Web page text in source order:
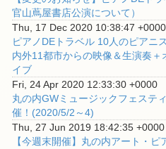
官山蔦屋書店公演について）
Thu, 17 Dec 2020 10:38:47 +0000
ピアノDEトラベル 10人のピアニ
内外11都市からの映像＆生演奏＋
イブ
Fri, 24 Apr 2020 12:33:30 +0000
丸の内GWミュージックフェステ
催！(2020/5/2～4)
Thu, 27 Jun 2019 18:42:35 +0000
【今週末開催】丸の内アート・ピ